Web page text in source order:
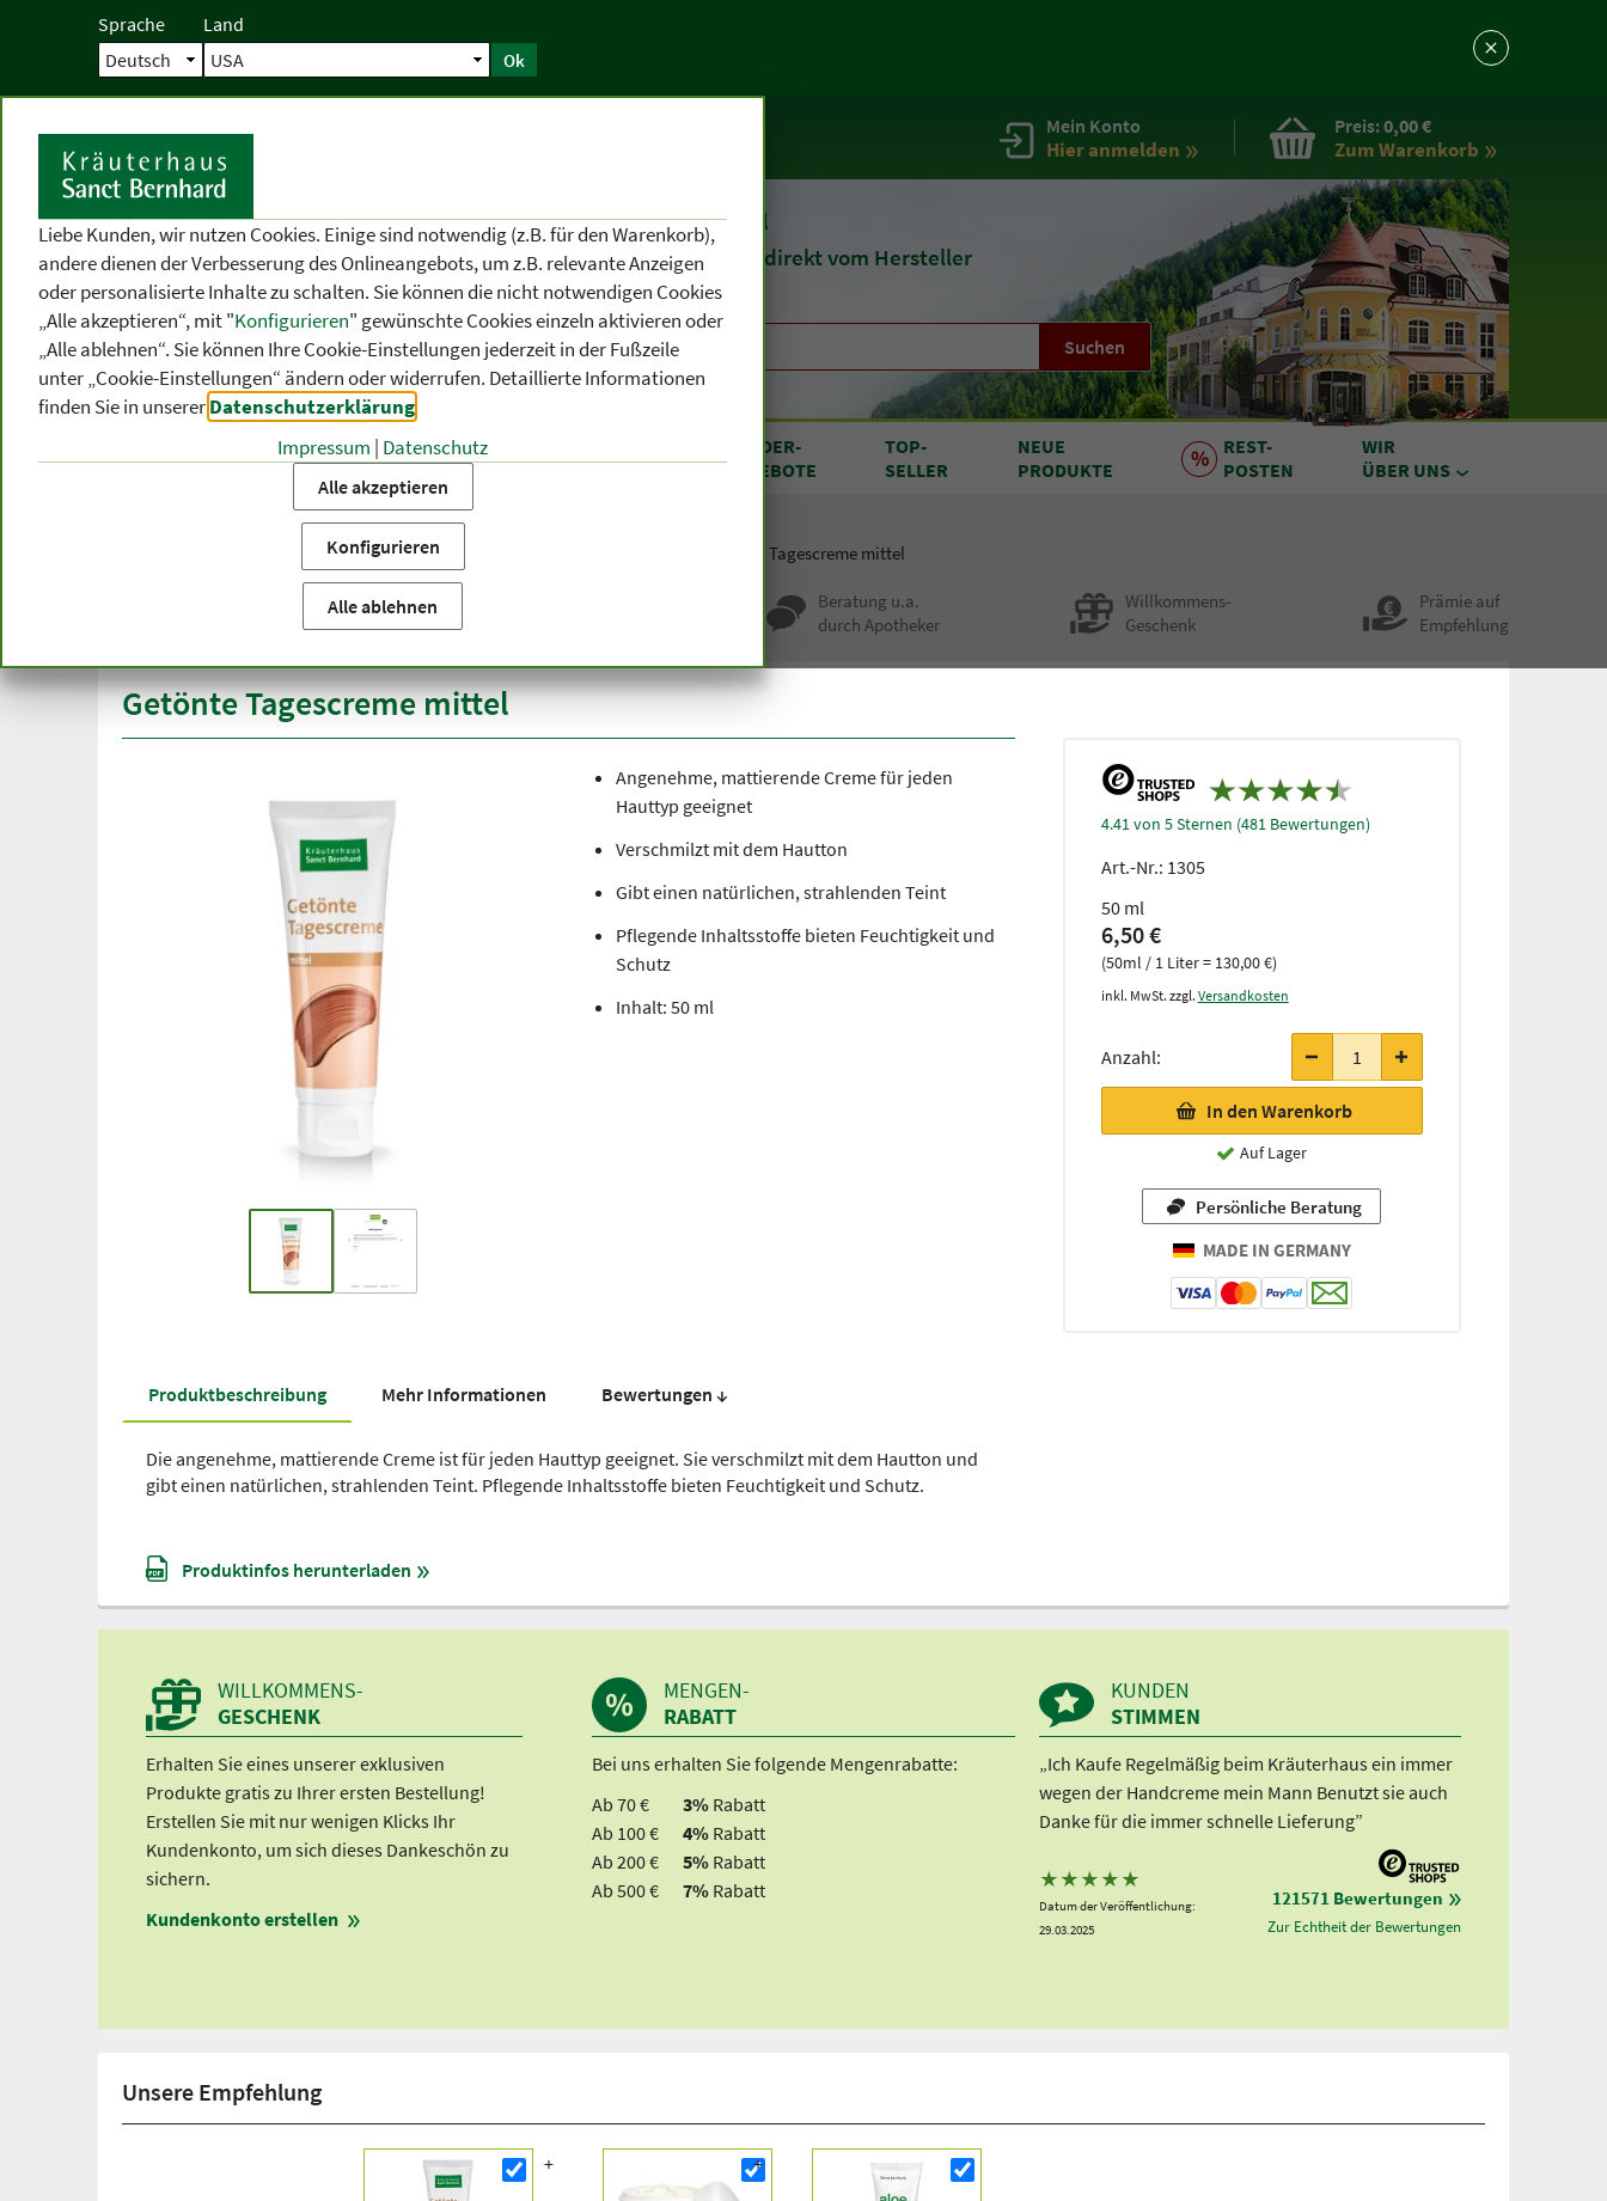
Sprache Land
Ok
Startseite Mein Konto
Hier anmelden
Preis:0,00 €
Zum Warenkorb
Seit 1903Naturheilmittel
undKosmetik direkt vom Hersteller
Suchen
KATEGORIEN
THEMEN-
BEREICHE
VON A BIS Z
SONDER-
ANGEBOTE
TOP-
SELLER
NEUE
PRODUKTE
REST-
POSTEN
WIR
ÜBER UNS
Startseite Produktkategorien
Getönte Tagescreme mittel
Beratung u.a.
durch Apotheker
Willkommens-
Geschenk
Prämie auf
Empfehlung
Getönte Tagescreme mittel
4.41 von 5 Sternen (481 Bewertungen)
Art.-Nr.: 1305
50 ml
6,50 €
(50ml / 1 Liter = 130,00 €)
inkl. MwSt. zzgl. Versandkosten
Anzahl:
In den Warenkorb
Auf Lager
Persönliche Beratung
Angenehme, mattierende Creme für jeden
Hauttyp geeignet
Verschmilzt mit dem Hautton
Gibt einen natürlichen, strahlenden Teint
Pflegende Inhaltsstoffe bieten Feuchtigkeit und
Schutz
Inhalt: 50 ml
Produkt­beschreibung Mehr Informationen Bewer­tungen ↓
Die angenehme, mattierende Creme ist für jeden Hauttyp geeignet. Sie verschmilzt mit dem Hautton und
gibt einen natürlichen, strahlenden Teint. Pflegende Inhaltsstoffe bieten Feuchtigkeit und Schutz.
Produktinfos herunterladen
Unsere Empfehlung
WILLKOMMENS-
GESCHENK
Erhalten Sie eines unserer exklusiven
Produkte gratis zu Ihrer ersten Bestellung!
Erstellen Sie mit nur wenigen Klicks Ihr
Kundenkonto, um sich dieses Dankeschön zu
sichern.
Kundenkonto erstellen
MENGEN-
RABATT
Bei uns erhalten Sie folgende Mengenrabatte:
Ab 70 €
3% Rabatt
Ab 100 €
4% Rabatt
Ab 200 €
5% Rabatt
Ab 500 €
7% Rabatt
KUNDEN
STIMMEN
„Ich Kaufe Regelmäßig beim Kräuterhaus ein immer
wegen der Handcreme mein Mann Benutzt sie auch
Danke für die immer schnelle Lieferung”
★ ★ ★ ★ ★
Datum der Veröffentlichung:
29.03.2025
121571 Bewertungen
Zur Echtheit der Bewertungen
Liebe Kunden, wir nutzen Cookies. Einige sind notwendig (z.B. für den Warenkorb),
andere dienen der Verbesserung des Onlineangebots, um z.B. relevante Anzeigen
oder personalisierte Inhalte zu schalten. Sie können die nicht notwendigen Cookies
„Alle akzeptieren“, mit "Konfigurieren" gewünschte Cookies einzeln aktivieren oder
„Alle ablehnen“. Sie können Ihre Cookie-Einstellungen jederzeit in der Fußzeile
unter „Cookie-Einstellungen“ ändern oder widerrufen. Detaillierte Informationen
finden Sie in unsererDatenschutzerklärung
Impressum | Datenschutz
Alle akzeptieren
Konfigurieren
Alle ablehnen